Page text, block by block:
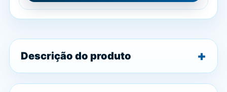
Descrição do produto